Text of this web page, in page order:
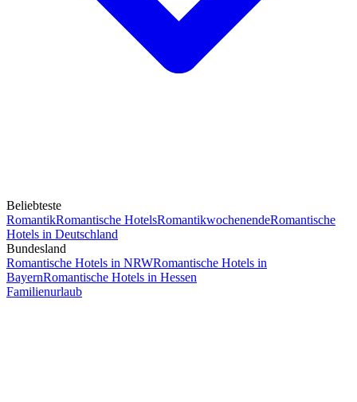
Beliebteste
RomantikRomantische HotelsRomantikwochenendeRomantische
Hotels in Deutschland
Bundesland
Romantische Hotels in NRWRomantische Hotels in
BayernRomantische Hotels in Hessen
Familienurlaub